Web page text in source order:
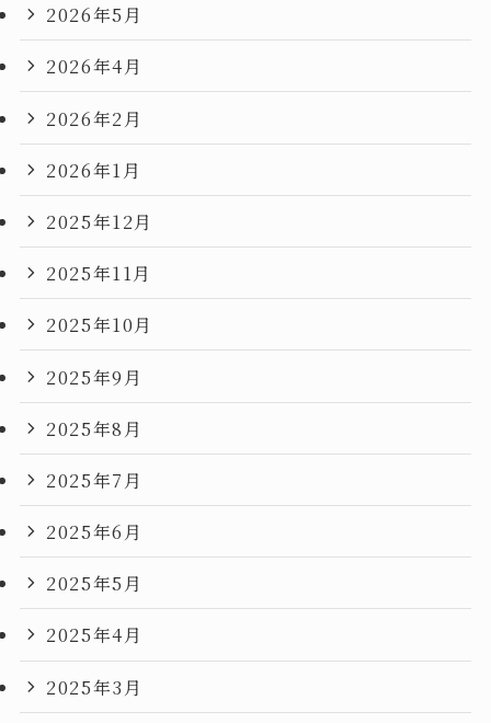
2026年5月
2026年4月
2026年2月
2026年1月
2025年12月
2025年11月
2025年10月
2025年9月
2025年8月
2025年7月
2025年6月
2025年5月
2025年4月
2025年3月